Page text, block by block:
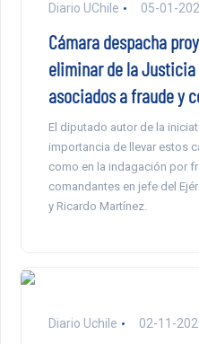
Diario UChile 05-01-
Cámara despacha
eliminar de la
asociados a fraude y
El diputado autor de la
importancia de llevar estos
como en la indagación por
comandantes en jefe del
y Ricardo Martínez.
Diario Uchile 02-11-